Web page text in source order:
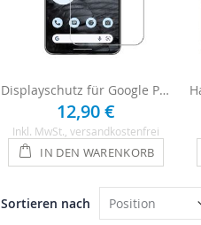
Displayschutz für Google Pixel 7 Pro aus Echtglas
12,90 €
Inkl. MwSt. , versandkostenfrei
IN DEN WARENKORB
Sortieren nach